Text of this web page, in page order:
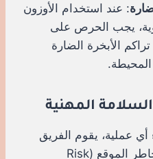
: عند استخدام الأوزون
يجب الحرص على
الأبخرة الضارة
المحيطة.
أي عملية، يقوم الفريق
الفني بإجراء تحليل لمخاطر الموقع (Risk